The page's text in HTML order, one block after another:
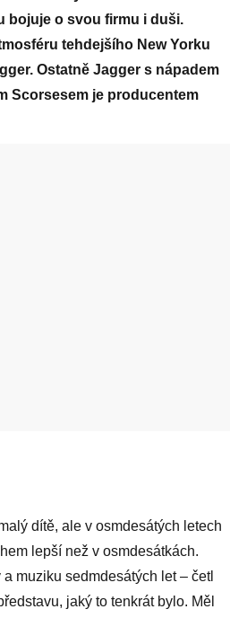
bojuje o svou firmu i duši.
tehdejšího New Yorku
Ostatně Jagger s nápadem
Scorsesem je producentem
dítě, ale v osmdesátých letech
lepší než v osmdesátkách.
muziku sedmdesátých let – četl
jaký to tenkrát bylo. Měl